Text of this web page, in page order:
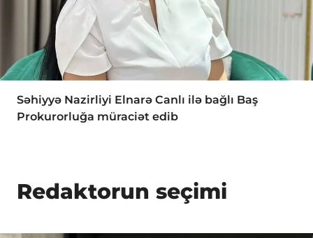
Səhiyyə Nazirliyi Elnarə Canlı ilə bağlı Baş
Prokurorluğa müraciət edib
Redaktorun seçimi